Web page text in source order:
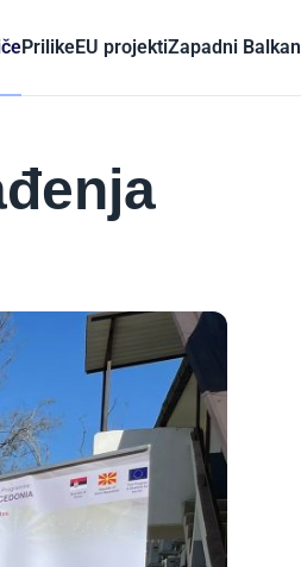
PrilikeEU projektiZapadni Balkan